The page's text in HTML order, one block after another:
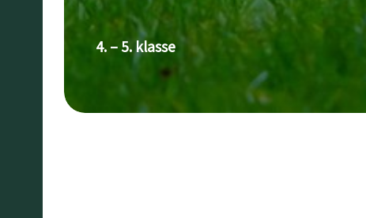
4. – 5. klasse